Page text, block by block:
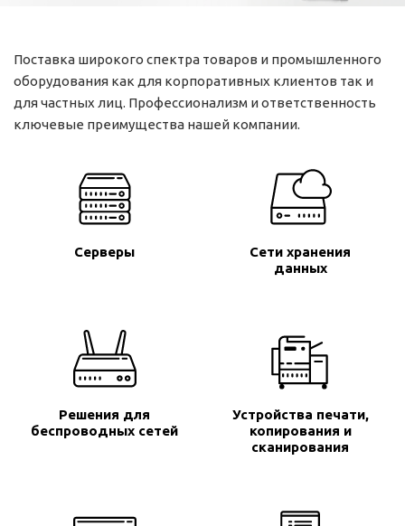
Поставка широкого спектра товаров и промышленного
оборудования как для корпоративных клиентов так и
для частных лиц. Профессионализм и ответственность
ключевые преимущества нашей компании.
Серверы
Сети хранения
данных
Решения для
беспроводных сетей
Устройства печати,
копирования и
сканирования